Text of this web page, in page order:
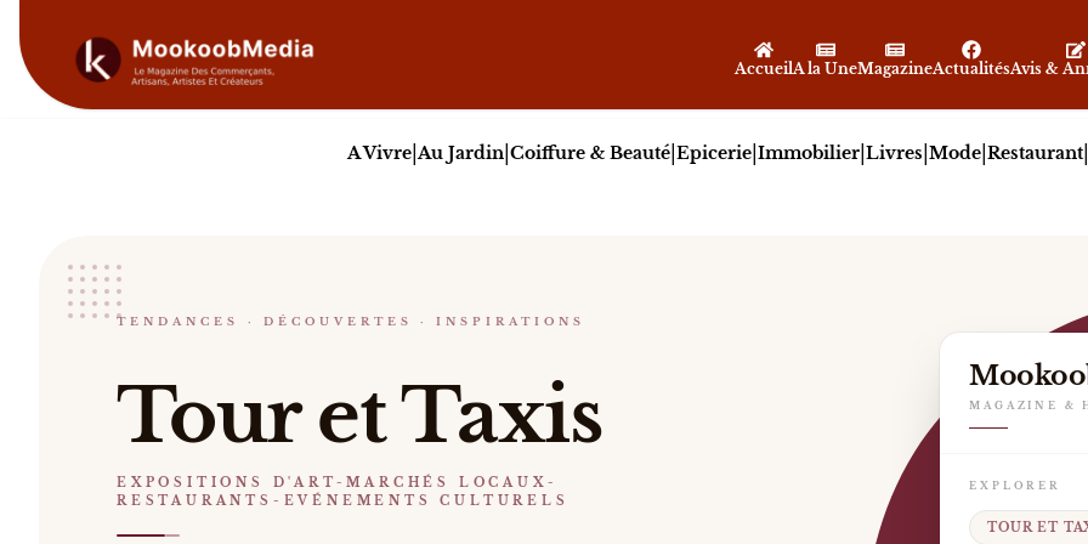
AccueilA la UneMagazineActualitésAvis &
A Vivre|Au Jardin| Coiffure & Beauté| Epicerie| Immobilier| Livres Mode| Restaurant|
Tour et Taxis
EXPOSITIONS D'ART-MARCHÉS LOCAUX-RESTAURANTS-EVÉNEMENTS CULTURELS
Tour et Taxis Ancien complexe industriel et douanier devenu l’un des plus grands pôles mixtes de
Catalogue : presse, vidéos.
TENDANCES · DÉCOUVERTES · INSPIRATIONS
Tour et Taxis
EXPOSITIONS D'ART-MARCHÉS LOCAUX-
RESTAURANTS-EVÉNEMENTS CULTURELS
MAGAZINE &
EXPLORER
TOUR ET